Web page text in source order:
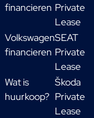
financieren
Volkswagen
financieren
Wat is
huurkoop?
Private
Lease
SEAT
Private
Lease
Škoda
Private
Lease